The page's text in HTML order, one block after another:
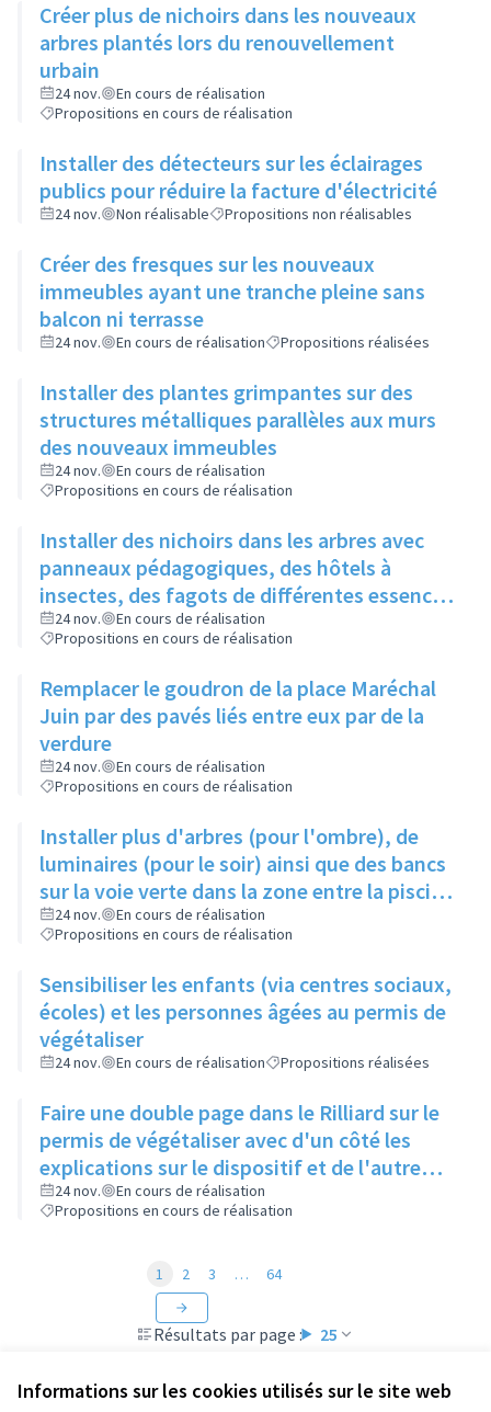
Informations sur les cookies utilisés sur le site web
Créer plus de nichoirs dans les nouveaux
arbres plantés lors du renouvellement
urbain
24 nov.
En cours de réalisation
Propositions en cours de réalisation
Installer des détecteurs sur les éclairages
publics pour réduire la facture d'électricité
24 nov. Non réalisable Propositions non réalisables
Créer des fresques sur les nouveaux
immeubles ayant une tranche pleine sans
balcon ni terrasse
24 nov. En cours de réalisation Propositions réalisées
Installer des plantes grimpantes sur des
structures métalliques parallèles aux murs
des nouveaux immeubles
24 nov.
En cours de réalisation
Propositions en cours de réalisation
Installer des nichoirs dans les arbres avec
panneaux pédagogiques, des hôtels à
insectes, des fagots de différentes essences
pour stimuler la biodiversité sur la place du
Château à la Roue
24 nov.
En cours de réalisation
Propositions en cours de réalisation
Remplacer le goudron de la place Maréchal
Juin par des pavés liés entre eux par de la
verdure
24 nov.
En cours de réalisation
Propositions en cours de réalisation
Installer plus d'arbres (pour l'ombre), de
luminaires (pour le soir) ainsi que des bancs
sur la voie verte dans la zone entre la piscine
et la rue de l'Industrie
24 nov.
En cours de réalisation
Propositions en cours de réalisation
Sensibiliser les enfants (via centres sociaux,
écoles) et les personnes âgées au permis de
végétaliser
24 nov. En cours de réalisation Propositions réalisées
Faire une double page dans le Rilliard sur le
permis de végétaliser avec d'un côté les
explications sur le dispositif et de l'autre
côté des exemples concrets de lieux à
investir
24 nov.
En cours de réalisation
Propositions en cours de réalisation
Résultats par page : 25
1 2 3 … 64